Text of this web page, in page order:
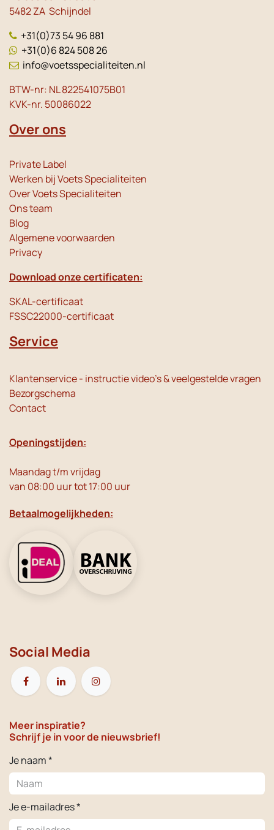
5482 ZA Schijndel
+31(0)73 54 96 881
+31(0)6 824 508 26
info@voetsspecialiteiten.nl
BTW-nr: NL 822541075B01
KVK-nr. 50086022
Over ons
Private Label
Werken bij Voets Specialiteiten
Over Voets Specialiteiten
Ons team
Blog
Algemene voorwaarden
Privacy
Download onze certificaten:
SKAL-certificaat
FSSC22000-certificaat
Service
Klantenservice - instructie video's & veelgestelde vragen
Bezorgschema
Contact
Openingstijden:
Maandag t/m vrijdag
van 08:00 uur tot 17:00 uur
Betaalmogelijkheden:
Social Media
Meer inspiratie?
Schrijf je in voor de nieuwsbrief!
Je naam *
Je e-mailadres *